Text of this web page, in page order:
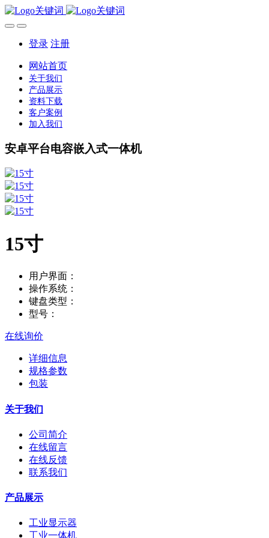
登录 注册
网站首页
关于我们
产品展示
资料下载
客户案例
加入我们
安卓平台电容嵌入式一体机
15寸
用户界面：
操作系统：
键盘类型：
型号：
在线询价
详细信息
规格参数
包装
关于我们
公司简介
在线留言
在线反馈
联系我们
产品展示
工业显示器
工业一体机